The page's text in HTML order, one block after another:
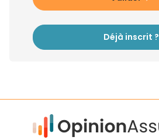
Déjà inscrit ?